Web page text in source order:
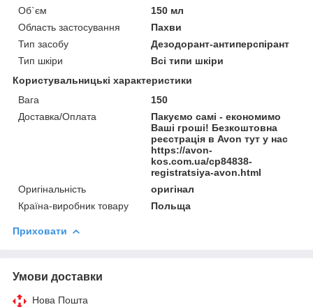
Об`єм
150 мл
Область застосування
Пахви
Тип засобу
Дезодорант-антиперспірант
Тип шкіри
Всі типи шкіри
Користувальницькі характеристики
Вага
150
Доставка/Оплата
Пакуємо самі - економимо
Ваші гроші! Безкоштовна
реєстрація в Avon тут у нас
https://avon-
kos.com.ua/cp84838-
registratsiya-avon.html
Оригінальність
оригінал
Країна-виробник товару
Польща
Приховати
Умови доставки
Нова Пошта